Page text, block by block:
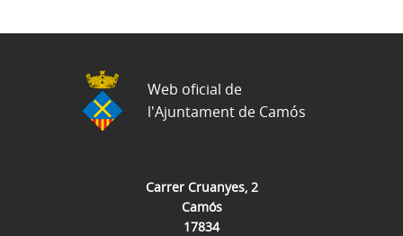
Carrer Cruanyes, 2
Camós
17834
Web oficial de
l'Ajuntament de Camós